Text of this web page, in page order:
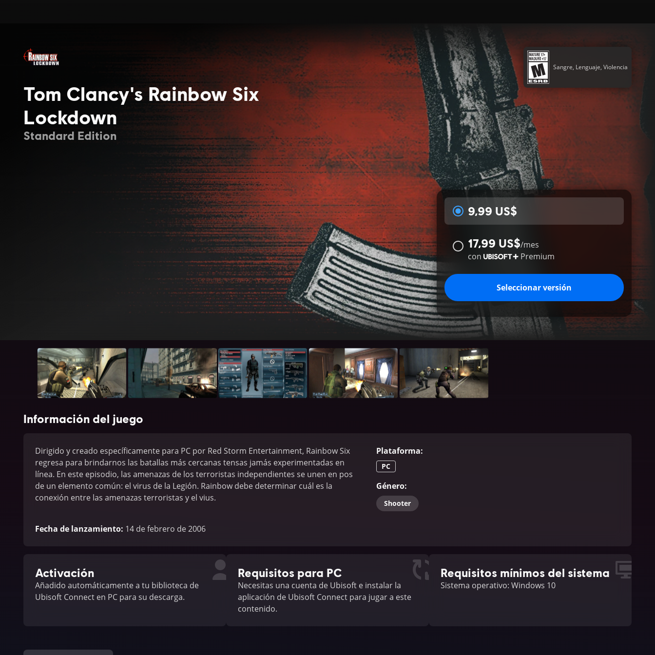
Tom Clancy's Rainbow Six
Lockdown
Standard Edition
Sangre, Lenguaje, Violencia
9,99 US$
17,99 US$/mes
con
Premium
Seleccionar versión
Información del juego
Dirigido y creado específicamente para PC por Red Storm Entertainment, Rainbow Six
regresa para brindarnos las batallas más cercanas tensas jamás experimentadas en
línea. En este episodio, las amenazas de los terroristas independientes se unen en pos
de un elemento común: el virus de la Legión. Rainbow debe determinar cuál es la
conexión entre las amenazas terroristas y el vius.
Fecha de lanzamiento: 14 de febrero de 2006
Plataforma:
PC
Género:
Shooter
Activación
Añadido automáticamente a tu biblioteca de
Ubisoft Connect en PC para su descarga.
Requisitos para PC
Necesitas una cuenta de Ubisoft e instalar la
aplicación de Ubisoft Connect para jugar a este
contenido.
Requisitos mínimos del sistema
Sistema operativo: Windows 10